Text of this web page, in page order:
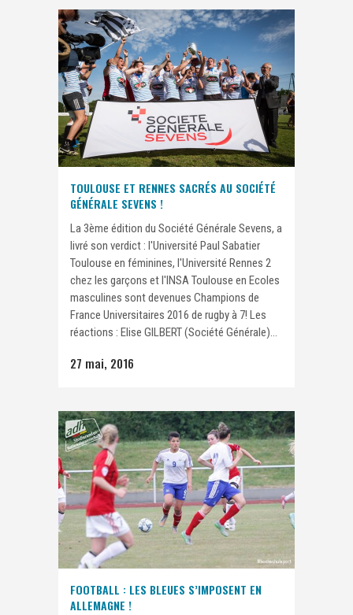
TOULOUSE ET RENNES SACRÉS AU SOCIÉTÉ
GÉNÉRALE SEVENS !
La 3ème édition du Société Générale Sevens, a
livré son verdict : l'Université Paul Sabatier
Toulouse en féminines, l'Université Rennes 2
chez les garçons et l'INSA Toulouse en Ecoles
masculines sont devenues Champions de
France Universitaires 2016 de rugby à 7! Les
réactions : Elise GILBERT (Société Générale)...
27 mai, 2016
FOOTBALL : LES BLEUES S’IMPOSENT EN
ALLEMAGNE !